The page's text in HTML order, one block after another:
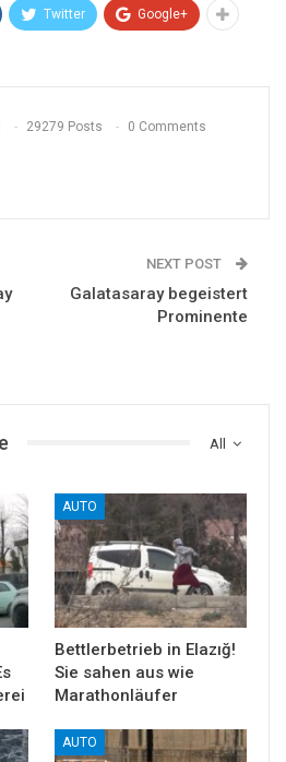
Twitter Google+
29279 Posts 0 Comments
NEXT POST
Galatasaray begeistert
Prominente
All
AUTO
Bettlerbetrieb in Elazığ!
Sie sahen aus wie
Marathonläufer
AUTO